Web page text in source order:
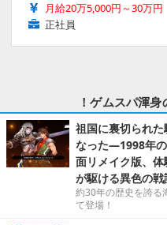
月給20万5,000円～30万円
正社員
！ゲムスパ渾身
祖国に裏切られ
なった―1998年の
面リメイク版、
が駆ける異色の
約30年の歴史を誇る
て登場！